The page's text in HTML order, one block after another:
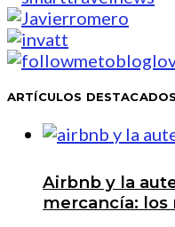
ARTÍCULOS DESTACADOS
Airbnb y la
mercancía: